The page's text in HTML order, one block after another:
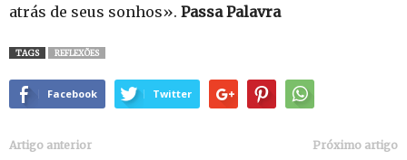
atrás de seus sonhos». Passa Palavra
TAGS REFLEXÕES
Facebook Twitter
Artigo anterior Próximo artigo